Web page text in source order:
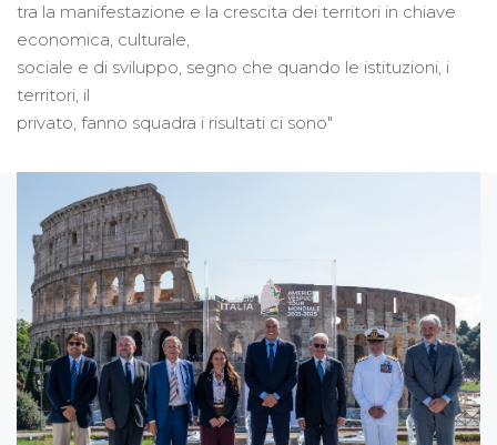
tra la manifestazione e la crescita dei territori in chiave
economica, culturale,
sociale e di sviluppo, segno che quando le istituzioni, i
territori, il
privato, fanno squadra i risultati ci sono"